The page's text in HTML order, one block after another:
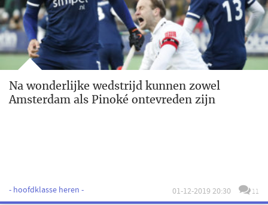
Na wonderlijke wedstrijd kunnen zowel
Amsterdam als Pinoké ontevreden zijn
- hoofdklasse heren - 01-12-2019 20:30 11